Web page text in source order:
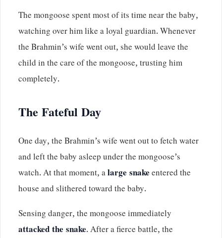
The mongoose spent most of its time near the baby,
watching over him like a loyal guardian. Whenever
the Brahmin’s wife went out, she would leave the
child in the care of the mongoose, trusting him
completely.
The Fateful Day
One day, the Brahmin’s wife went out to fetch water
and left the baby asleep under the mongoose’s
watch. At that moment, alarge snakeentered the
house and slithered toward the baby.
Sensing danger, the mongoose immediately
attacked the snake. After a fierce battle, the